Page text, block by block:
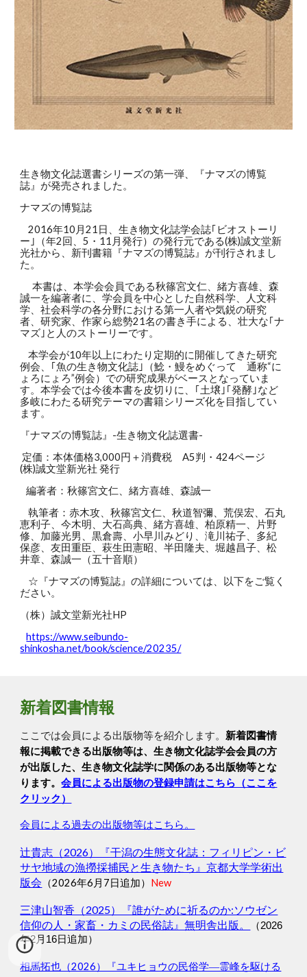
生き物文化誌選書シリーズの第一弾、『ナマズの博覧
誌』が発売されました。
ナマズの博覧誌
2016年10月21日、生き物文化誌学会誌｢ビオストーリ
ー｣（年2回、5・11月発行）の発行元である(株)誠文堂新
光社から、新刊書籍『ナマズの博覧誌』が刊行されまし
た。
本書は、本学会会員である秋篠宮文仁、緒方喜雄、森
誠一を編著者に、学会員を中心とした自然科学、人文科
学、社会科学の各分野における第一人者や気鋭の研究
者、研究家、作家ら総勢21名の書き手による、壮大な｢ナ
マズ｣と人のストーリーです。
本学会が10年以上にわたり定期的に開催してきた研究
例会、｢魚の生き物文化誌｣（鯰・鰻をめぐって 通称“に
ょろにょろ”例会）での研究成果がベースとなっていま
す。本学会では今後本書を皮切りに、｢土壌｣｢発酵｣など
多岐にわたる研究テーマの書籍シリーズ化を目指してい
ます。
『ナマズの博覧誌』-生き物文化誌選書-
定価：本体価格3,000円＋消費税 A5判・424ページ
(株)誠文堂新光社 発行
編著者：秋篠宮文仁、緒方喜雄、森誠一
執筆者：赤木攻、秋篠宮文仁、秋道智彌、荒俣宏、石丸
恵利子、今木明、大石高典、緒方喜雄、柏原精一、片野
修、加藤光男、黒倉壽、小早川みどり、滝川祐子、多紀
保彦、友田重臣、萩生田憲昭、半田隆夫、堀越昌子、松
井章、森誠一（五十音順）
☆『ナマズの博覧誌』の詳細については、以下をご覧く
ださい。
（株）誠文堂新光社HP
https://www.seibundo-
shinkosha.net/book/science/20235/
新着図書情報
ここでは会員による出版物等を紹介します。 新着図書情
報に掲載できる出版物等は、生き物文化誌学会会員の方
が出版した、生き物文化誌学に関係のある出版物等とな
ります。会員による出版物の登録申請はこちら（ここを
クリック）
会員による過去の出版物等はこちら。
辻貴志（2026）『干潟の生態文化誌：フィリピン・ビ
サヤ地域の漁撈採捕民と生き物たち』京都大学学術出
版会 （2026年6月7日追加） New
三津山智香（2025）『誰がために祈るのか:ソウゼン
信仰の人・家畜・カミの民俗誌』無明舎出版。
（2026
年2月16日追加）
相馬拓也（2026）『ユキヒョウの民俗学―霊峰を駆ける